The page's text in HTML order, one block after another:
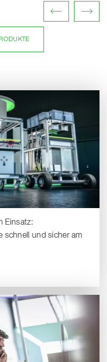
Einsatz:
schnell und sicher am